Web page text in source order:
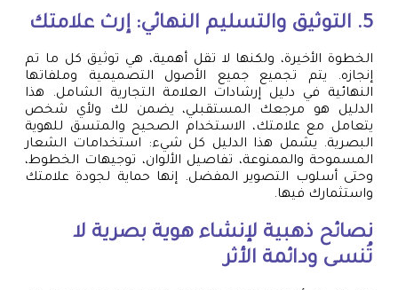
5. التوثيق والتسليم النهائي: إرث علامتك
الخطوة الأخيرة، ولكنها لا تقل أهمية، هي توثيق كل ما تم
إنجازه. يتم تجميع جميع الأصول التصميمية وملفاتها
النهائية في دليل إرشادات العلامة التجارية الشامل. هذا
الدليل هو مرجعك المستقبلي، يضمن لك ولأي شخص
يتعامل مع علامتك، الاستخدام الصحيح والمتسق للهوية
البصرية. يشمل هذا الدليل كل شيء: استخدامات الشعار
المسموحة والممنوعة، تفاصيل الألوان، توجيهات الخطوط،
وحتى أسلوب التصوير المفضل. إنها حماية لجودة علامتك
واستثمارك فيها.
نصائح ذهبية لإنشاء هوية بصرية لا
تُنسى ودائمة الأثر